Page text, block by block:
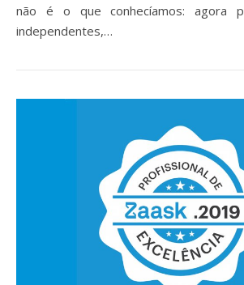
não é o que conhecíamos: agora
independentes,…